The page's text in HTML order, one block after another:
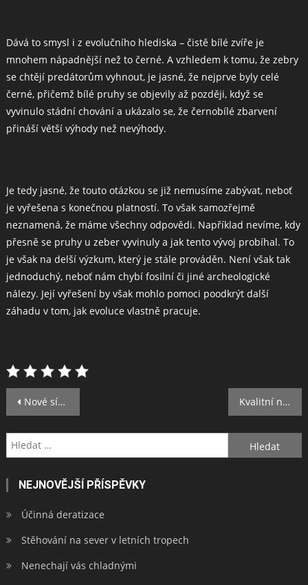
Dává to smysl i z evolučního hlediska – čistě bílé zvíře je
mnohem nápadnější než to černé. A vzhledem k tomu, že zebry
se chtějí predátorům vyhnout, je jasné, že nejprve byly celé
černé, přičemž bílé pruhy se objevily až později, když se
vyvinulo stádní chování a ukázalo se, že černobílé zbarvení
přináší větší výhody než nevýhody.
Je tedy jasné, že touto otázkou se již nemusíme zabývat, neboť
je vyřešena s konečnou platností. To však samozřejmě
neznamená, že máme všechny odpovědi. Například nevíme, kdy
přesně se pruhy u zeber vyvinuly a jak tento vývoj probíhal. To
je však na delší výzkum, který je stále prováděn. Není však tak
jednoduchý, neboť nám chybí fosilní či jiné archeologické
nálezy. Její vyřešení by však mohlo pomoci poodkrýt další
záhadu v tom, jak evoluce vlastně pracuje.
Navigace
pro
příspěvek
Nové sídlo za dobrou cenu Kvalitní nářadí bosch Vám bude přinášet radost z odvedené práce
Vyhledávání
NEJNOVĚJŠÍ PŘÍSPĚVKY
Účinná deratizace
Stěhování na sever v letních tropech
Nenechají vás chladnými